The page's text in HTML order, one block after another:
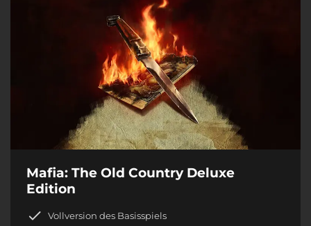
Mafia: The Old Country Deluxe
Edition
Vollversion des Basisspiels